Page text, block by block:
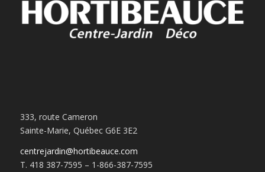
333, route Cameron
Sainte-Marie, Québec G6E 3E2
centrejardin@hortibeauce.com
T. 418 387-7595 – 1-866-387-7595